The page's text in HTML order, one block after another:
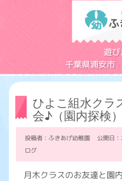
遊び
千葉県浦安
ひよこ組水クラ
会♪（園内探検）
投稿者：ふきあげ幼稚園 公開日
ログ
月木クラスのお友達と園